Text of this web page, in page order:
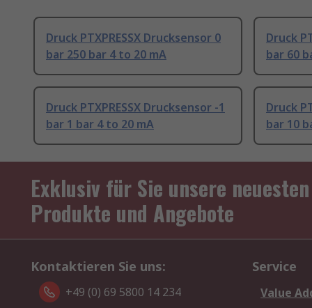
Druck PTXPRESSX Drucksensor 0
bar 250 bar 4 to 20 mA
Druck
bar 60
Druck PTXPRESSX Drucksensor -1
bar 1 bar 4 to 20 mA
Druck
bar 10
Exklusiv für Sie unsere neuesten
Produkte und Angebote
Kontaktieren Sie uns:
+49 (0) 69 5800 14 234
Service
Value